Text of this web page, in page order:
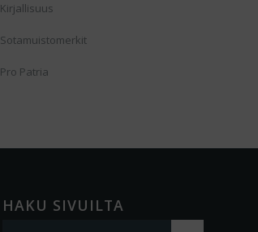
Kirjallisuus
Sotamuistomerkit
Pro Patria
HAKU SIVUILTA